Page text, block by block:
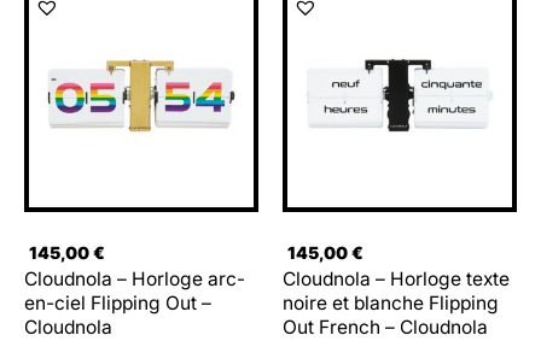
145,00€
Cloudnola – Horloge arc-
en-ciel Flipping Out –
Cloudnola
145,00€
Cloudnola – Horloge texte
noire et blanche Flipping
Out French – Cloudnola